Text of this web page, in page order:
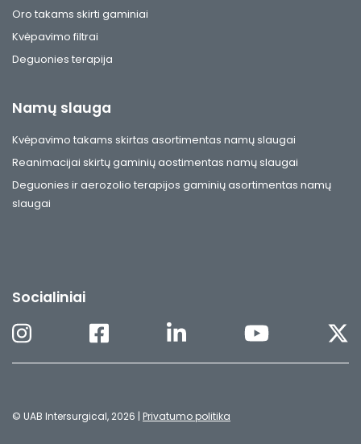
Oro takams skirti gaminiai
Kvėpavimo filtrai
Deguonies terapija
Namų slauga
Kvėpavimo takams skirtas asortimentas namų slaugai
Reanimacijai skirtų gaminių aostimentas namų slaugai
Deguonies ir aerozolio terapijos gaminių asortimentas namų
slaugai
Socialiniai
© UAB Intersurgical, 2026 | Privatumo politika